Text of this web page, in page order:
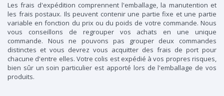
Les frais d'expédition comprennent l'emballage, la manutention et
les frais postaux. Ils peuvent contenir une partie fixe et une partie
variable en fonction du prix ou du poids de votre commande. Nous
vous conseillons de regrouper vos achats en une unique
commande. Nous ne pouvons pas grouper deux commandes
distinctes et vous devrez vous acquitter des frais de port pour
chacune d'entre elles. Votre colis est expédié à vos propres risques,
bien sûr un soin particulier est apporté lors de l'emballage de vos
produits.